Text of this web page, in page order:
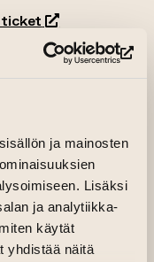
ja mainosten
Lisäksi
ja analytiikka-
käytät
yhdistää näitä
ticket (opens an
ticket(opens an
(opens an
(opens an
2.kerros,
(opens an external